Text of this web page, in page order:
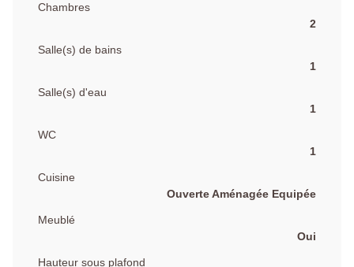
Chambres
2
Salle(s) de bains
1
Salle(s) d'eau
1
WC
1
Cuisine
Ouverte Aménagée Equipée
Meublé
Oui
Hauteur sous plafond